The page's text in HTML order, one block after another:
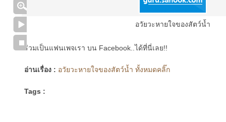
อวัยวะหายใจของสัตว์น้ำ
ร่วมเป็นแฟนเพจเรา บน Facebook..ได้ที่นี่เลย!!
อ่านเรื่อง : อวัยวะหายใจของสัตว์น้ำ ทั้งหมดคลิ๊ก
Tags :